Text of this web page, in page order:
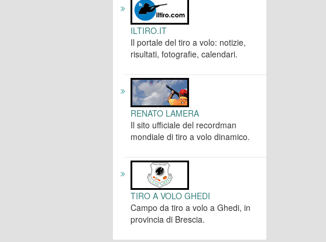
ILTIRO.IT
Il portale del tiro a volo: notizie,
risultati, fotografie, calendari.
RENATO LAMERA
Il sito ufficiale del recordman
mondiale di tiro a volo dinamico.
TIRO A VOLO GHEDI
Campo da tiro a volo a Ghedi, in
provincia di Brescia.